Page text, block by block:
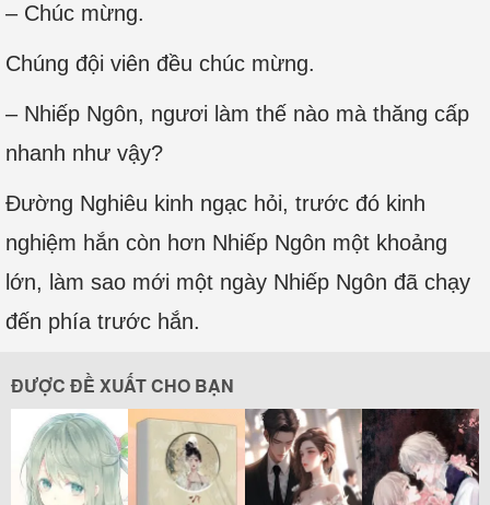
– Chúc mừng.
Chúng đội viên đều chúc mừng.
– Nhiếp Ngôn, ngươi làm thế nào mà thăng cấp
nhanh như vậy?
Đường Nghiêu kinh ngạc hỏi, trước đó kinh
nghiệm hắn còn hơn Nhiếp Ngôn một khoảng
lớn, làm sao mới một ngày Nhiếp Ngôn đã chạy
đến phía trước hắn.
ĐƯỢC ĐỀ XUẤT CHO BẠN